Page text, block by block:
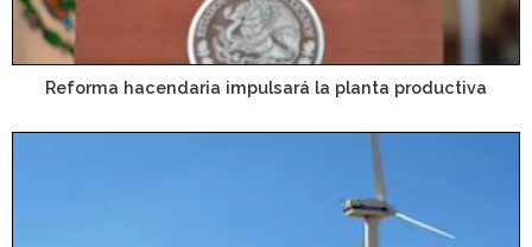
Reforma hacendaria impulsará la planta productiva